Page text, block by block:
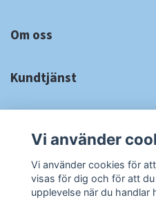
Om oss
Kundtjänst
Sociala medier
Vi använder
Vi använder cookies för
visas för dig och för att
upplevelse när du handlar